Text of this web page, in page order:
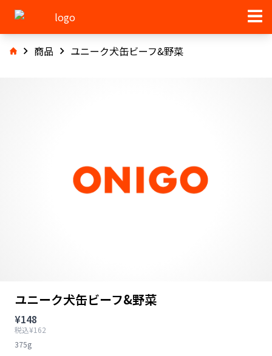
商品 ユニーク犬缶ビーフ&野菜
ユニーク犬缶ビーフ&野菜
¥148
税込¥162
375g